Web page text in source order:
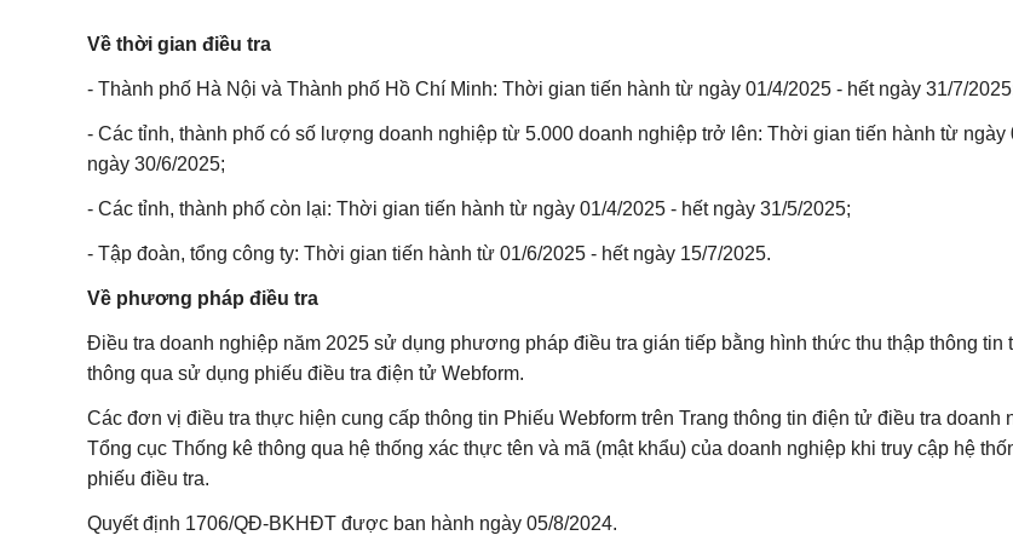
Về thời gian điều tra
- Thành phố Hà Nội và Thành phố Hồ Chí Minh: Thời gian tiến hành từ ngày 01/4/2025 - hết ngày 31/7/
- Các tỉnh, thành phố có số lượng doanh nghiệp từ 5.000 doanh nghiệp trở lên: Thời gian tiến hành từ ngày
ngày 30/6/2025;
- Các tỉnh, thành phố còn lại: Thời gian tiến hành từ ngày 01/4/2025 - hết ngày 31/5/2025;
- Tập đoàn, tổng công ty: Thời gian tiến hành từ 01/6/2025 - hết ngày 15/7/2025.
Về phương pháp điều tra
Điều tra doanh nghiệp năm 2025 sử dụng phương pháp điều tra gián tiếp bằng hình thức thu thập thông tin
thông qua sử dụng phiếu điều tra điện tử Webform.
Các đơn vị điều tra thực hiện cung cấp thông tin Phiếu Webform trên Trang thông tin điện tử điều tra doanh
Tổng cục Thống kê thông qua hệ thống xác thực tên và mã (mật khẩu) của doanh nghiệp khi truy cập hệ
phiếu điều tra.
Quyết định 1706/QĐ-BKHĐT được ban hành ngày 05/8/2024.